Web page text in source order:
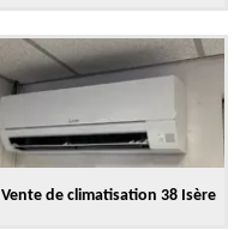
Vente de climatisation 38 Isère